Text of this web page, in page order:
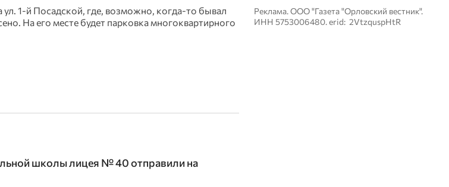
ул. 1-й Посадской, где, возможно, когда-то бывал
На его месте будет парковка многоквартирного
школы лицея № 40 отправили на
Реклама. ООО "Газета "Орловский вестник".
ИНН 5753006480. erid: 2VtzquspHtR